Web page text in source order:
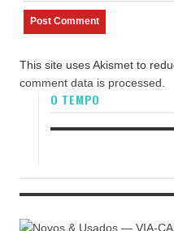
This site uses Akismet to
comment data is processed.
O TEMPO